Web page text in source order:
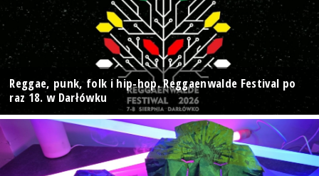
Reggae, punk, folk i hip-hop. Reggaenwalde Festival po
raz 18. w Darłówku